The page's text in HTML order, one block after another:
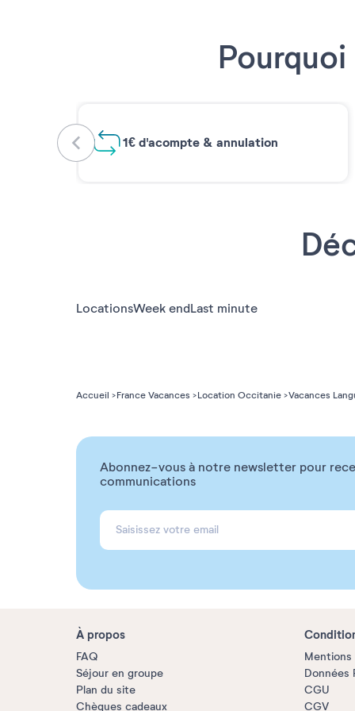
1€ d'acompte & annulation
LocationsWeek endLast minute
Accueil France Vacances Location Occitanie Vacances
Abonnez-vous à notre newsletter pour
communications
À propos
FAQ
Séjour en groupe
Plan du site
Chèques cadeaux
Mentions
Données
CGU
CGV